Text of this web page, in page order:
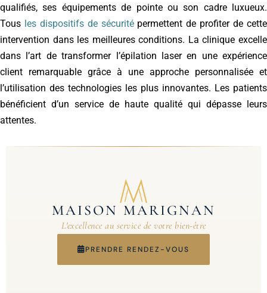
qualifiés, ses équipements de pointe ou son cadre luxueux.
Tous les dispositifs de sécuritépermettent de profiter de cette
intervention dans les meilleures conditions. La clinique excelle
dans l’art de transformer l’épilation laser en une expérience
client remarquable grâce à une approche personnalisée et
l’utilisation des technologies les plus innovantes. Les patients
bénéficient d’un service de haute qualité qui dépasse leurs
attentes.
MAISON MARIGNAN
L'excellence au service de votre bien-être
PRENDRE RENDEZ-VOUS